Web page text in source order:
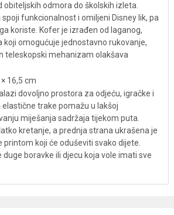
obiteljskih odmora do školskih izleta.
spoji funkcionalnost i omiljeni Disney lik, pa
koriste. Kofer je izrađen od laganog,
koji omogućuje jednostavno rukovanje,
teleskopski mehanizam olakšava
16,5 cm
dovoljno prostora za odjeću, igračke i
trake pomažu u lakšoj
miješanja sadržaja tijekom puta.
kretanje, a prednja strana ukrašena je
printom koji će oduševiti svako dijete.
duge boravke ili djecu koja vole imati sve